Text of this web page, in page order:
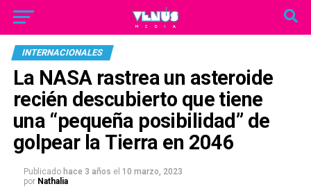
INTERNACIONALES
La NASA rastrea un asteroide
recién descubierto que tiene
una “pequeña posibilidad” de
golpear la Tierra en 2046
Publicado hace 3 años el 10 marzo, 2023
por Nathalia